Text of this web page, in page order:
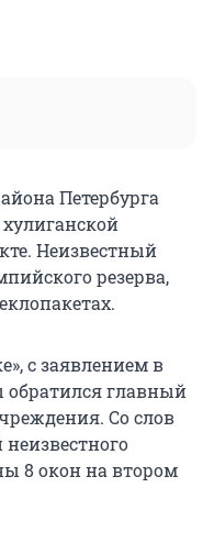
Петербурга
Неизвестный
резерва,
с заявлением в
обратился главный
Со слов
8 окон на втором